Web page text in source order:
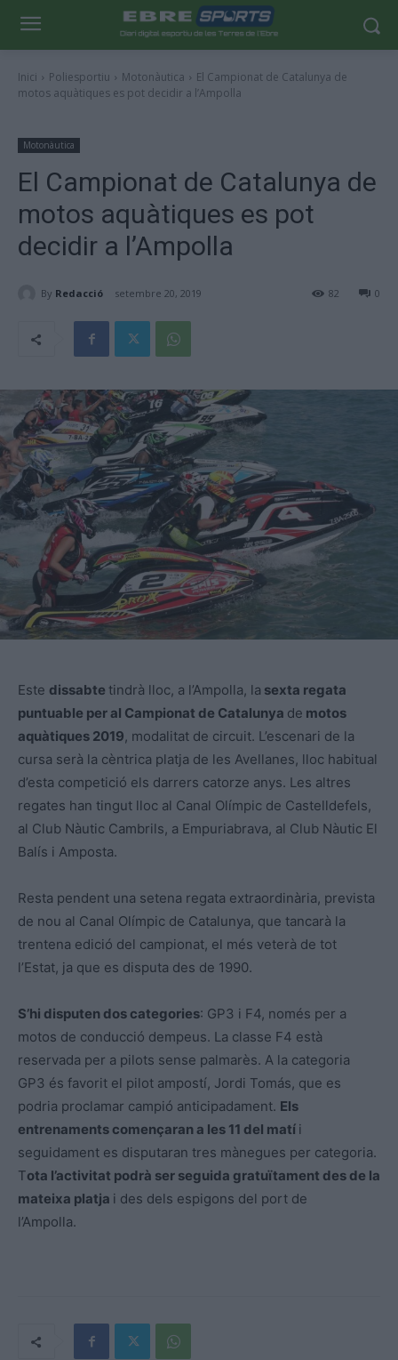
Inici Poliesportiu Motonàutica
El Campionat de Catalunya de
motos aquàtiques es pot decidir a l’Ampolla
Motonàutica
El Campionat de Catalunya de
motos aquàtiques es pot
decidir a l’Ampolla
By Redacció setembre 20, 2019 0
82
Este dissabte tindrà lloc, a l’Ampolla, la sexta regata
puntuable per al Campionat de Catalunya de motos
aquàtiques 2019, modalitat de circuit. L’escenari de la
cursa serà la cèntrica platja de les Avellanes, lloc habitual
d’esta competició els darrers catorze anys. Les altres
regates han tingut lloc al Canal Olímpic de Castelldefels,
al Club Nàutic Cambrils, a Empuriabrava, al Club Nàutic El
Balís i Amposta.
Resta pendent una setena regata extraordinària, prevista
de nou al Canal Olímpic de Catalunya, que tancarà la
trentena edició del campionat, el més veterà de tot
l’Estat, ja que es disputa des de 1990.
S’hi disputen dos categories: GP3 i F4, només per a
motos de conducció dempeus. La classe F4 està
reservada per a pilots sense palmarès. A la categoria
GP3 és favorit el pilot ampostí, Jordi Tomás, que es
podria proclamar campió anticipadament. Els
entrenaments començaran a les 11 del matí i
seguidament es disputaran tres mànegues per categoria.
Tota l’activitat podrà ser seguida gratuïtament des de la
mateixa platja i des dels espigons del port de
l’Ampolla.